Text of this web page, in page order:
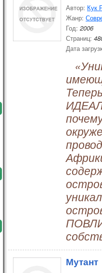
Автор: Кук
Жанр:
Год: 2006
Страниц:
Дата
Мутант